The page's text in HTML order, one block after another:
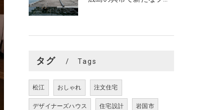
タグ Tags
松江 おしゃれ 注文住宅
デザイナーズハウス 住宅設計 岩国市